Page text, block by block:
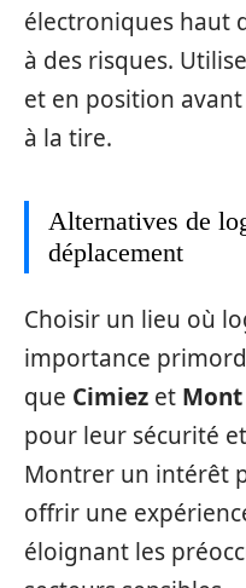
électroniques haut
à des risques.
et en position
à la tire.
Alternatives de
déplacement
Choisir un lieu où
importance
que Cimiez et
pour leur sécurité
Montrer un intérêt
offrir une
éloignant les